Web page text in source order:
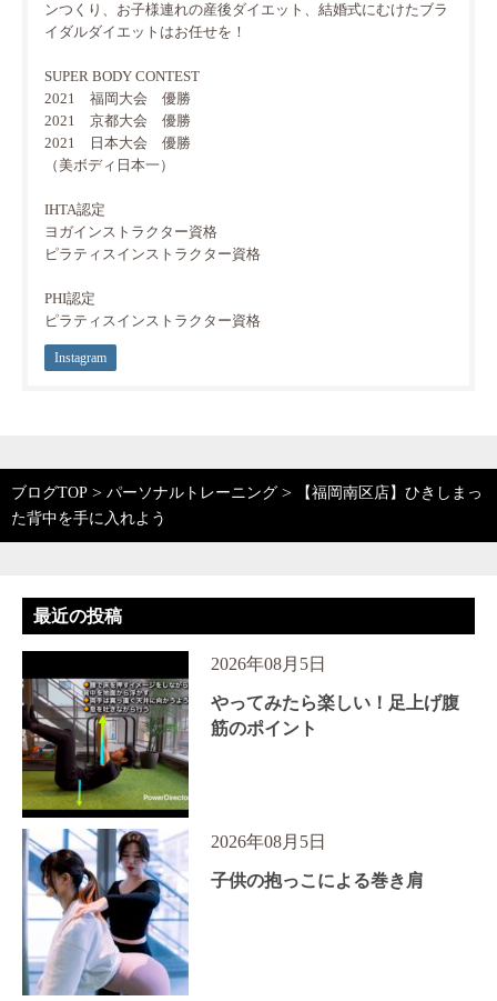
ンつくり、お子様連れの産後ダイエット、結婚式にむけたブラ
イダルダイエットはお任せを！
SUPER BODY CONTEST
2021 福岡大会 優勝
2021 京都大会 優勝
2021 日本大会 優勝
（美ボディ日本一）
IHTA認定
ヨガインストラクター資格
ピラティスインストラクター資格
PHI認定
ピラティスインストラクター資格
Instagram
ブログTOP > パーソナルトレーニング >
【福岡南区店】ひきしまっ
た背中を手に入れよう
最近の投稿
2026年08月5日
やってみたら楽しい！足上げ腹
筋のポイント
2026年08月5日
子供の抱っこによる巻き肩